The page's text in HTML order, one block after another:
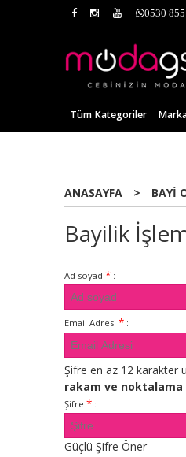
0530
Tüm Kategoriler
ANASAYFA > BAYI
Bayilik
Ad soyad * :
Email Adresi * :
Şifre en az 12 karakter
rakam ve noktalama
Şifre * :
Güçlü Şifre Öner